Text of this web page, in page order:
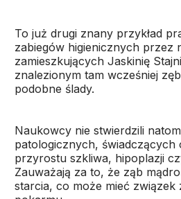
To już drugi znany przykład
zabiegów higienicznych przez
zamieszkujących Jaskinię
znalezionym tam wcześniej
podobne ślady.
Naukowcy nie stwierdzili
patologicznych, świadczących
przyrostu szkliwa, hipoplazji
Zauważają za to, że ząb
starcia, co może mieć związek